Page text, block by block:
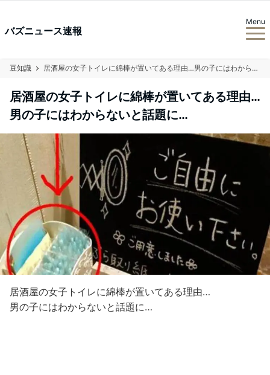
バズニュース速報
Menu
豆知識 居酒屋の女子トイレに綿棒が置いてある理由…男の子にはわからないと話題に…
居酒屋の女子トイレに綿棒が置いてある理由…
男の子にはわからないと話題に…
居酒屋の女子トイレに綿棒が置いてある理由…
男の子にはわからないと話題に…